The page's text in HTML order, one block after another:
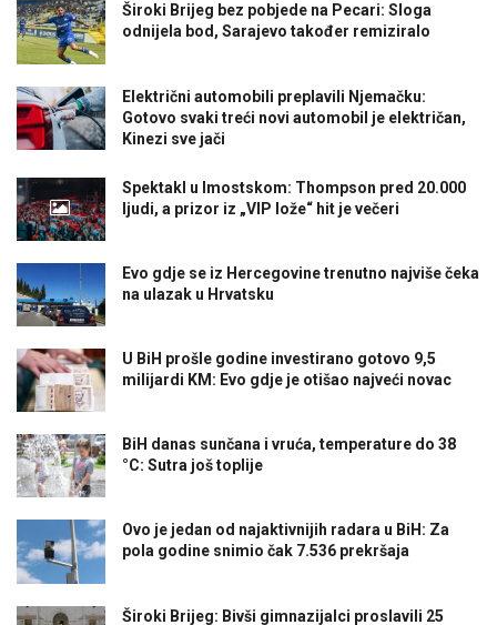
Široki Brijeg bez pobjede na Pecari: Sloga
odnijela bod, Sarajevo također remiziralo
Električni automobili preplavili Njemačku:
Gotovo svaki treći novi automobil je električan,
Kinezi sve jači
Spektakl u Imostskom: Thompson pred 20.000
ljudi, a prizor iz „VIP lože“ hit je večeri
Evo gdje se iz Hercegovine trenutno najviše čeka
na ulazak u Hrvatsku
U BiH prošle godine investirano gotovo 9,5
milijardi KM: Evo gdje je otišao najveći novac
BiH danas sunčana i vruća, temperature do 38
°C: Sutra još toplije
Ovo je jedan od najaktivnijih radara u BiH: Za
pola godine snimio čak 7.536 prekršaja
Široki Brijeg: Bivši gimnazijalci proslavili 25